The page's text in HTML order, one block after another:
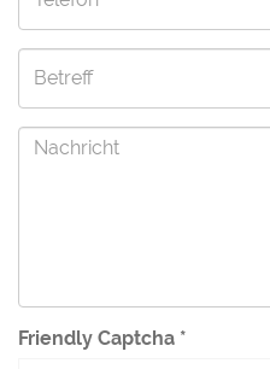
Friendly Captcha *